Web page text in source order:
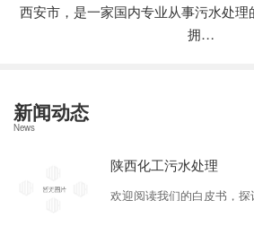
西安市，是一家国内专业从事污水处理
拥…
新闻动态
News
陕西化工污水处理